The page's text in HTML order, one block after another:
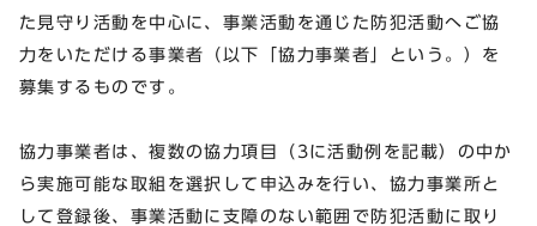
た見守り活動を中心に、事業活動を通じた防犯活動へご協
力をいただける事業者（以下「協力事業者」という。）を
募集するものです。
協力事業者は、複数の協力項目（3に活動例を記載）の中か
ら実施可能な取組を選択して申込みを行い、協力事業所と
して登録後、事業活動に支障のない範囲で防犯活動に取り